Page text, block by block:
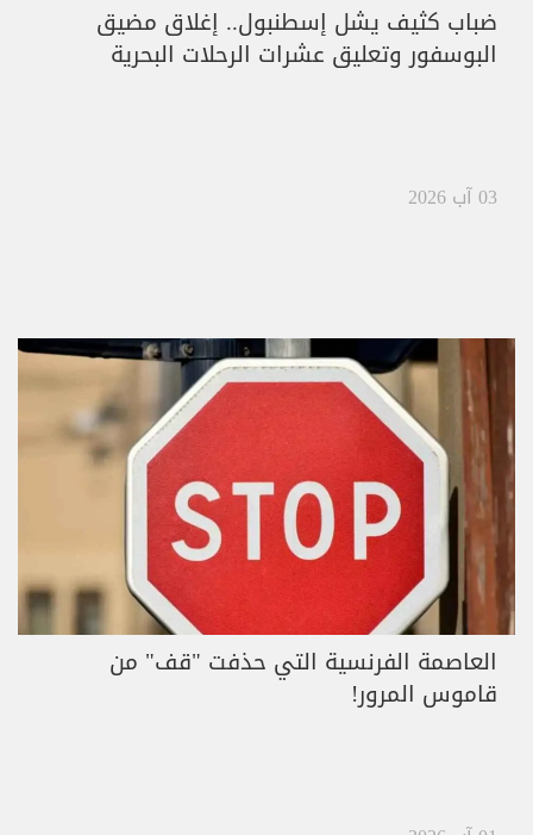
ضباب كثيف يشل إسطنبول.. إغلاق مضيق
البوسفور وتعليق عشرات الرحلات البحرية
03 آب 2026
العاصمة الفرنسية التي حذفت "قف" من
قاموس المرور!